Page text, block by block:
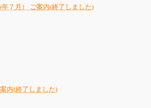
７月） ご案内(終了しました)
内(終了しました)